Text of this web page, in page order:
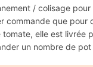
/ colisage
commande que
elle est
un nombre de